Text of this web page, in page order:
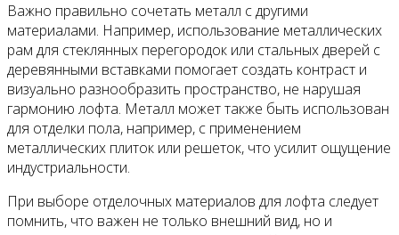
Важно правильно сочетать металл с другими
материалами. Например, использование металлических
рам для стеклянных перегородок или стальных дверей с
деревянными вставками помогает создать контраст и
визуально разнообразить пространство, не нарушая
гармонию лофта. Металл может также быть использован
для отделки пола, например, с применением
металлических плиток или решеток, что усилит ощущение
индустриальности.
При выборе отделочных материалов для лофта следует
помнить, что важен не только внешний вид, но и